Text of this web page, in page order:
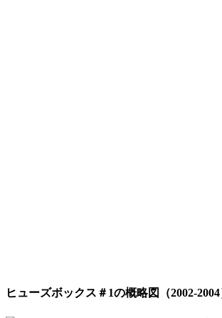
ヒューズボックス＃1の概略図（2002-2004